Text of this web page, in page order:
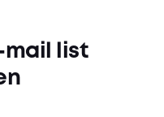
mail list